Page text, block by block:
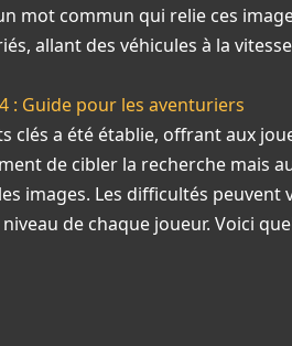
mot commun qui relie ces
allant des véhicules à la
: Guide pour les aventuriers
clés a été établie, offrant aux
de cibler la recherche mais
images. Les difficultés peuvent
de chaque joueur. Voici